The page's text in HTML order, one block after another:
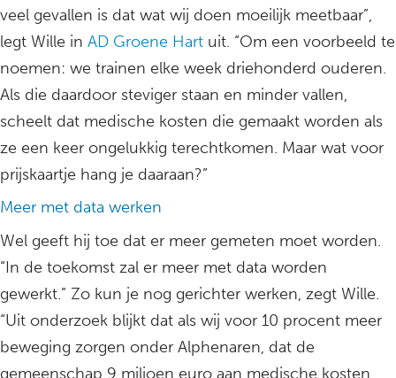
veel gevallen is dat wat wij doen moeilijk meetbaar”,
legt Wille in AD Groene Hart uit. “Om een voorbeeld te
noemen: we trainen elke week driehonderd ouderen.
Als die daardoor steviger staan en minder vallen,
scheelt dat medische kosten die gemaakt worden als
ze een keer ongelukkig terechtkomen. Maar wat voor
prijskaartje hang je daaraan?”
Meer met data werken
Wel geeft hij toe dat er meer gemeten moet worden.
“In de toekomst zal er meer met data worden
gewerkt.” Zo kun je nog gerichter werken, zegt Wille.
“Uit onderzoek blijkt dat als wij voor 10 procent meer
beweging zorgen onder Alphenaren, dat de
gemeenschap 9 miljoen euro aan medische kosten